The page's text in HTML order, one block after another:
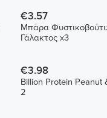
€3.57
Μπάρα
Γάλακτος x3
€3.98
Billion Protein Peanut
2